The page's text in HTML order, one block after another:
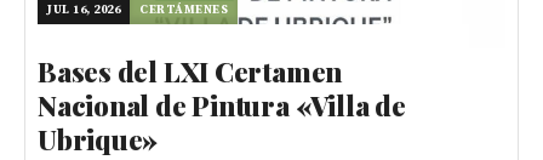
JUL 16, 2026 CERTÁMENES
Bases del LXI Certamen
Nacional de Pintura «Villa de
Ubrique»